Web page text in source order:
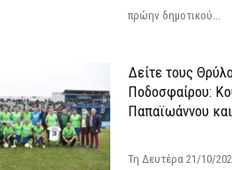
πρώην δημοτικού...
Δείτε τους
Ποδοσφαίρου:
Παπαϊωάννου
Τη Δευτέρα 21/10/